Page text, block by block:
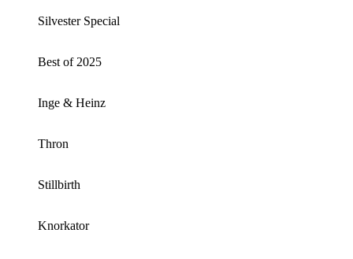
Silvester Special
Best of 2025
Inge & Heinz
Thron
Stillbirth
Knorkator